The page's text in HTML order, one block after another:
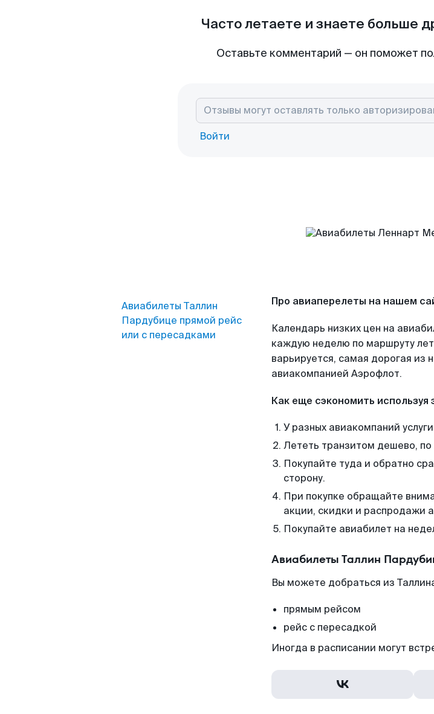
Часто летаете и знаете больше
Оставьте комментарий — он поможет
Войти
Авиабилеты Таллин
Пардубице прямой рейс
или с пересадками
Про авиаперелеты на нашем
Календарь низких цен на
каждую неделю по маршруту
варьируется, самая дорогая из
авиакомпанией Аэрофлот.
Как еще сэкономить
У разных авиакомпаний
Лететь транзитом дешево, по
Покупайте туда и обратно
сторону.
При покупке обращайте
акции, скидки и распродажи
Покупайте авиабилет на
Авиабилеты Таллин
Вы можете добраться из
прямым рейсом
рейс с пересадкой
Иногда в расписании могут